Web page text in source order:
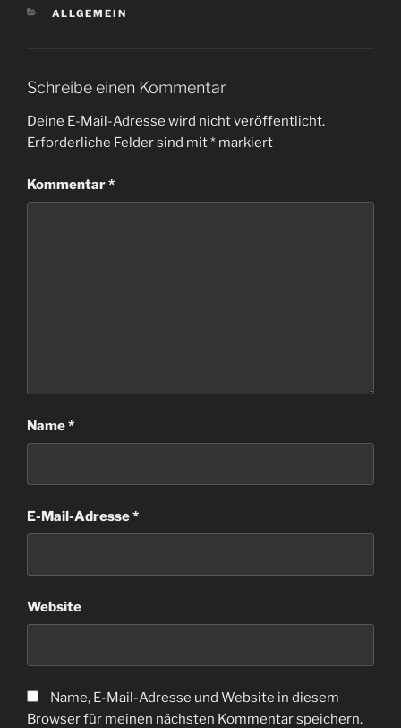
KATEGORIEN
ALLGEMEIN
Schreibe einen Kommentar
Deine E-Mail-Adresse wird nicht veröffentlicht.
Erforderliche Felder sind mit* markiert
Kommentar*
Name*
E-Mail-Adresse*
Website
Name, E-Mail-Adresse und Website in diesem
Browser für meinen nächsten Kommentar speichern.